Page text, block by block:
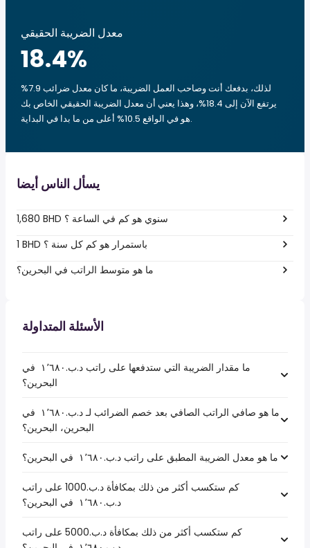
معدل الضريبة الحقيقي
18.4%
لذلك، بدفعك أنت وصاحب العمل الضريبة، ما كان معدل ضرائب 7.9%
يرتفع الآن إلى 18.4%، وهذا يعني أن معدل الضريبة الحقيقي الخاص بك
هو في الواقع 10.5% أعلى من ما بدا في البداية.
يسأل الناس أيضا
1,680 BHD سنوي هو كم في الساعة ؟
1 BHD باستمرار هو كم كل سنة ؟
ما هو متوسط الراتب في البحرين؟
الأسئلة المتداولة
ما مقدار الضريبة التي ستدفعها على راتب د.ب.‏١٬٦٨٠ ‏ في
البحرين؟
ما هو صافي الراتب الصافي بعد خصم الضرائب لـ د.ب.‏١٬٦٨٠ ‏ في
البحرين، البحرين؟
ما هو معدل الضريبة المطبق على راتب د.ب.‏١٬٦٨٠ ‏ في البحرين؟
كم ستكسب أكثر من ذلك بمكافأة د.ب.1000 على راتب
د.ب.‏١٬٦٨٠ ‏ في البحرين؟
كم ستكسب أكثر من ذلك بمكافأة د.ب.5000 على راتب